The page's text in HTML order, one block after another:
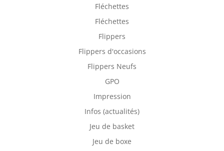
Fléchettes
Fléchettes
Flippers
Flippers d'occasions
Flippers Neufs
GPO
Impression
Infos (actualités)
Jeu de basket
Jeu de boxe